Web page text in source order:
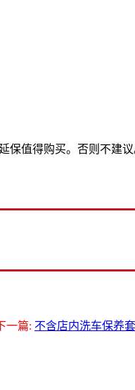
保值得购买。否则不建议
一篇: 不含店内洗车保养